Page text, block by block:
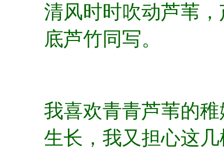
清风时时吹动芦苇
底芦竹同写。
我喜欢青青芦苇的
生长，我又担心这